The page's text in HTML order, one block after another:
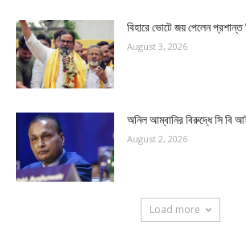
বিহারে ভোটে জয় পেলেন
August 3, 2026
অনিল আম্বানির বিরুদ্ধে সি
August 2, 2026
Load more